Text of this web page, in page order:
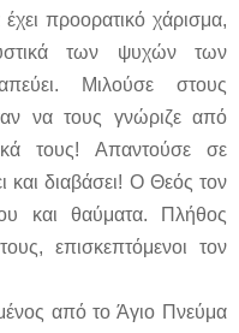
προορατικό χάρισμα,
των ψυχών των
Μιλούσε στους
να τους γνώριζε από
τους! Απαντούσε σε
και διαβάσει! Ο Θεός τον
και θαύματα. Πλήθος
επισκεπτόμενοι τον
από το Άγιο Πνεύμα